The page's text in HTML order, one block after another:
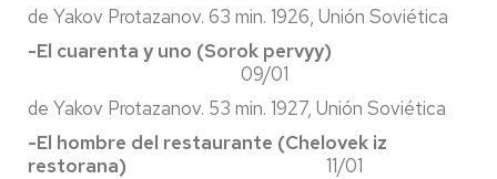
de Yakov Protazanov. 63 min. 1926, Unión Soviética
-El cuarenta y uno (Sorok pervyy)
09/01
de Yakov Protazanov. 53 min. 1927, Unión Soviética
-El hombre del restaurante (Chelovek iz
restorana) 11/01